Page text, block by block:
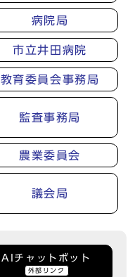
病院局
市立井田病院
教育委員会事務局
監査事務局
農業委員会
議会局
AIチャットボット
外部リンク